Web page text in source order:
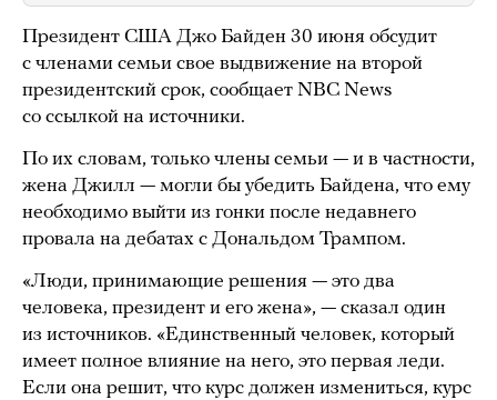
Президент США Джо Байден 30 июня обсудит
с членами семьи свое выдвижение на второй
президентский срок, сообщает NBC News
со ссылкой на источники.
По их словам, только члены семьи — и в частности,
жена Джилл — могли бы убедить Байдена, что ему
необходимо выйти из гонки после недавнего
провала на дебатах с Дональдом Трампом.
«Люди, принимающие решения — это два
человека, президент и его жена», — сказал один
из источников. «Единственный человек, который
имеет полное влияние на него, это первая леди.
Если она решит, что курс должен измениться, курс